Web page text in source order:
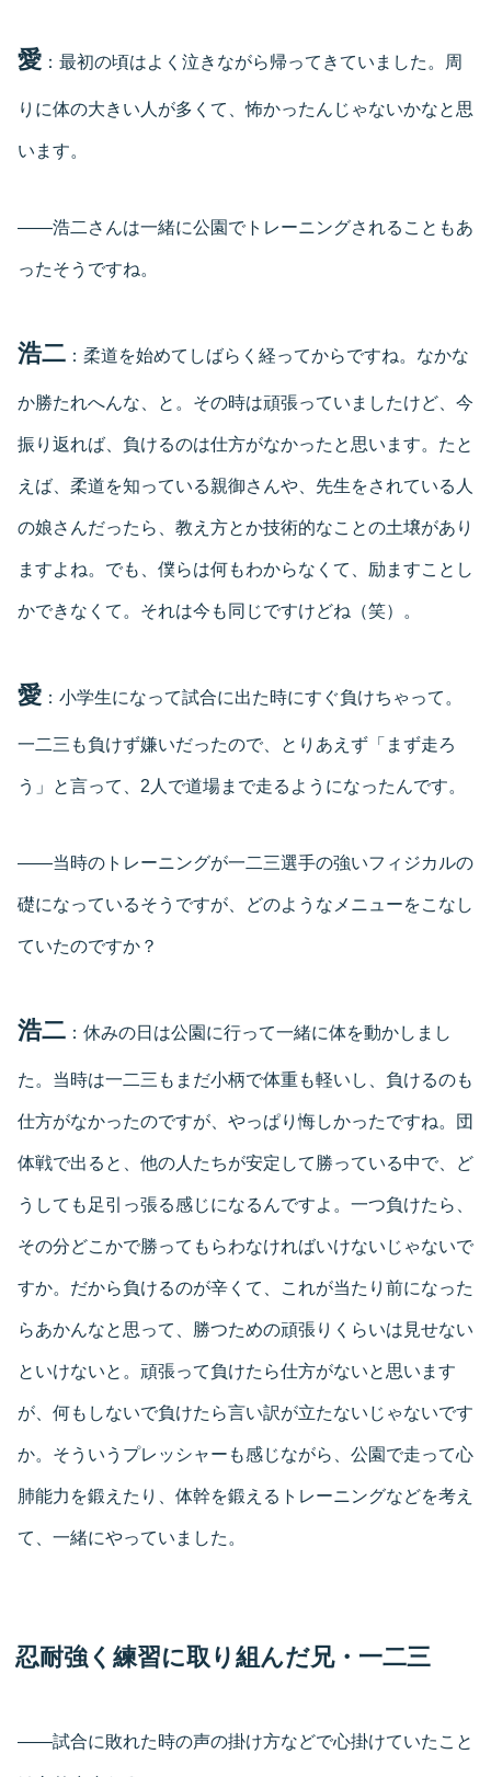
愛 ：最初の頃はよく泣きながら帰ってきていました。周
りに体の大きい人が多くて、怖かったんじゃないかなと思
います。
――浩二さんは一緒に公園でトレーニングされることもあ
ったそうですね。
浩二 ：柔道を始めてしばらく経ってからですね。なかな
か勝たれへんな、と。その時は頑張っていましたけど、今
振り返れば、負けるのは仕方がなかったと思います。たと
えば、柔道を知っている親御さんや、先生をされている人
の娘さんだったら、教え方とか技術的なことの土壌があり
ますよね。でも、僕らは何もわからなくて、励ますことし
かできなくて。それは今も同じですけどね（笑）。
愛 ：小学生になって試合に出た時にすぐ負けちゃって。
一二三も負けず嫌いだったので、とりあえず「まず走ろ
う」と言って、2人で道場まで走るようになったんです。
――当時のトレーニングが一二三選手の強いフィジカルの
礎になっているそうですが、どのようなメニューをこなし
ていたのですか？
浩二 ：休みの日は公園に行って一緒に体を動かしまし
た。当時は一二三もまだ小柄で体重も軽いし、負けるのも
仕方がなかったのですが、やっぱり悔しかったですね。団
体戦で出ると、他の人たちが安定して勝っている中で、ど
うしても足引っ張る感じになるんですよ。一つ負けたら、
その分どこかで勝ってもらわなければいけないじゃないで
すか。だから負けるのが辛くて、これが当たり前になった
らあかんなと思って、勝つための頑張りくらいは見せない
といけないと。頑張って負けたら仕方がないと思います
が、何もしないで負けたら言い訳が立たないじゃないです
か。そういうプレッシャーも感じながら、公園で走って心
肺能力を鍛えたり、体幹を鍛えるトレーニングなどを考え
て、一緒にやっていました。
忍耐強く練習に取り組んだ兄・一二三
――試合に敗れた時の声の掛け方などで心掛けていたこと